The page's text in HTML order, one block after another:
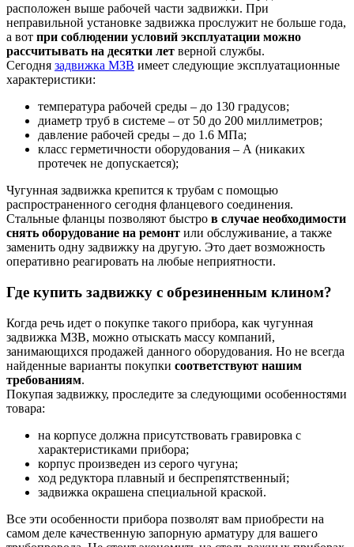
расположен выше рабочей части задвижки. При
неправильной установке задвижка прослужит не больше года,
а вот при соблюдении условий эксплуатации можно
рассчитывать на десятки лет верной службы.
Сегодня задвижка МЗВ имеет следующие эксплуатационные
характеристики:
температура рабочей среды – до 130 градусов;
диаметр труб в системе – от 50 до 200 миллиметров;
давление рабочей среды – до 1.6 МПа;
класс герметичности оборудования – А (никаких
протечек не допускается);
Чугунная задвижка крепится к трубам с помощью
распространенного сегодня фланцевого соединения.
Стальные фланцы позволяют быстро в случае необходимости
снять оборудование на ремонт или обслуживание, а также
заменить одну задвижку на другую. Это дает возможность
оперативно реагировать на любые неприятности.
Где купить задвижку с обрезиненным клином?
Когда речь идет о покупке такого прибора, как чугунная
задвижка МЗВ, можно отыскать массу компаний,
занимающихся продажей данного оборудования. Но не всегда
найденные варианты покупки соответствуют нашим
требованиям.
Покупая задвижку, проследите за следующими особенностями
товара:
на корпусе должна присутствовать гравировка с
характеристиками прибора;
корпус произведен из серого чугуна;
ход редуктора плавный и беспрепятственный;
задвижка окрашена специальной краской.
Все эти особенности прибора позволят вам приобрести на
самом деле качественную запорную арматуру для вашего